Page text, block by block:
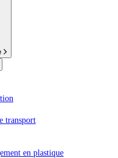
transport
en plastique